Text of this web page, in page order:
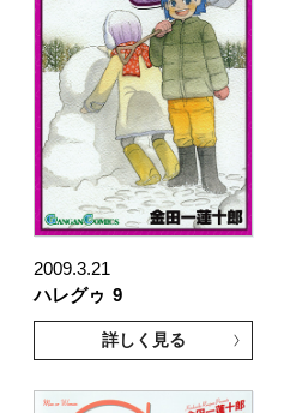
2009.3.21
ハレグゥ 9
詳しく見る